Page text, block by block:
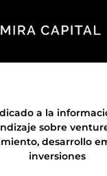
a la
sobre
desarrollo
inversiones